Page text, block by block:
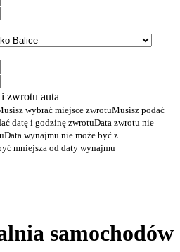
zwrotu auta
wybrać miejsce zwrotuMusisz podać
datę i godzinę zwrotuData zwrotu nie
Data wynajmu nie może być z
mniejsza od daty wynajmu
samochodów